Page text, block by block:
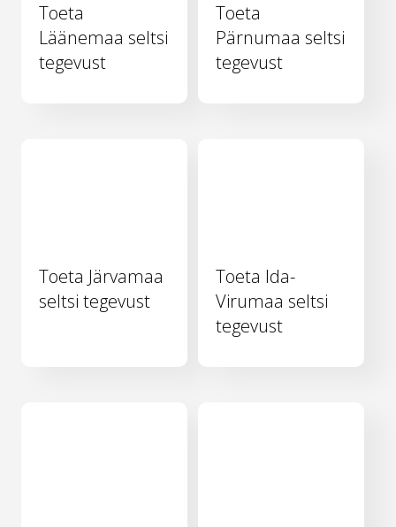
Toeta
Läänemaa seltsi
tegevust
Toeta
Pärnumaa seltsi
tegevust
Toeta Järvamaa
seltsi tegevust
Toeta Ida-
Virumaa seltsi
tegevust